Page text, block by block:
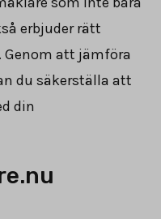
erbjuder rätt
att jämföra
du säkerställa att
din